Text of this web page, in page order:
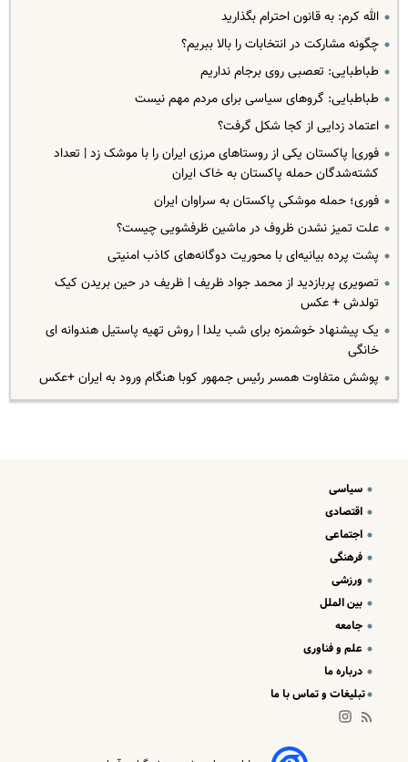
الله کرم: به قانون احترام بگذارید
چگونه مشارکت در انتخابات را بالا ببریم؟
طباطبایی: تعصبی روی برجام نداریم
طباطبایی: گروهای سیاسی برای مردم مهم نیست
اعتماد زدایی از کجا شکل گرفت؟
فوری| پاکستان یکی از روستاهای مرزی ایران را با موشک زد | تعداد
کشته‌شدگان حمله پاکستان به خاک ایران
فوری؛ حمله موشکی پاکستان به سراوان ایران
علت تمیز نشدن ظروف در ماشین ظرفشویی چیست؟
پشت پرده بیانیه‌ای با محوریت دوگانه‌های کاذب امنیتی
تصویری پربازدید از محمد جواد ظریف | ظریف در حین بریدن کیک
تولدش + عکس
یک پیشنهاد خوشمزه برای شب یلدا | روش تهیه پاستیل هندوانه ای
خانگی
پوشش متفاوت همسر رئیس جمهور کوبا هنگام ورود به ایران +عکس
سیاسی
اقتصادی
اجتماعی
فرهنگی
ورزشی
بین الملل
جامعه
علم و فناوری
درباره ما
تبلیغات و تماس با ما